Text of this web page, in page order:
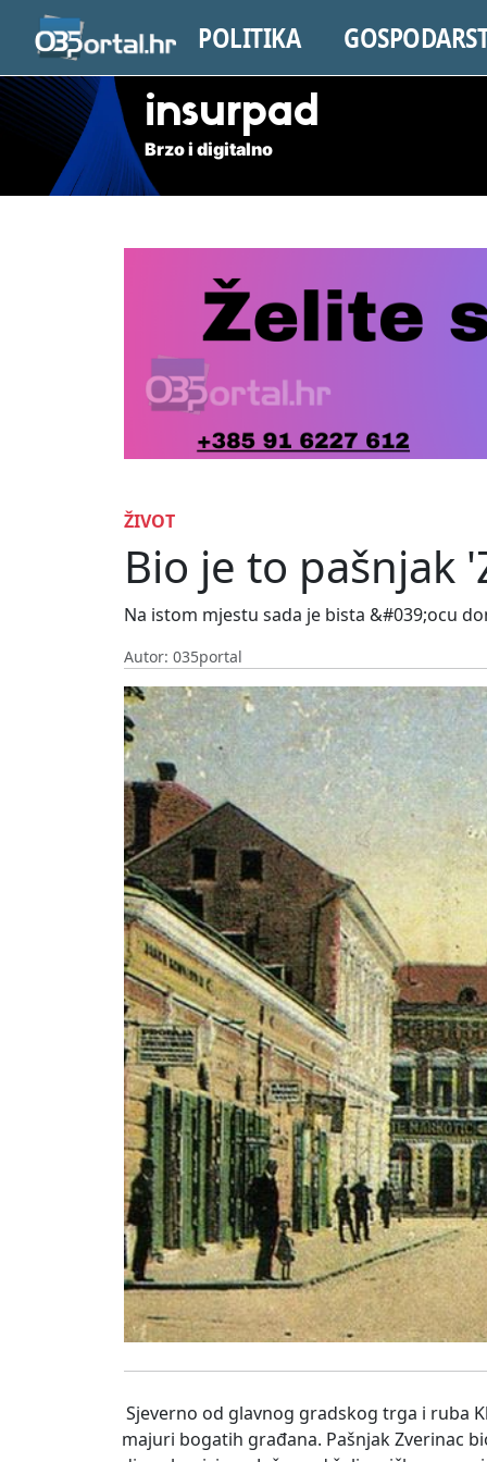
POLITIKA
insurpad
Brzo i digitalno
ŽIVOT
Bio je to pašnjak
Na istom mjestu sada je bista &#039;ocu
Autor: 035portal
Sjeverno od glavnog gradskog trga i ruba
majuri bogatih građana. Pašnjak Zverinac